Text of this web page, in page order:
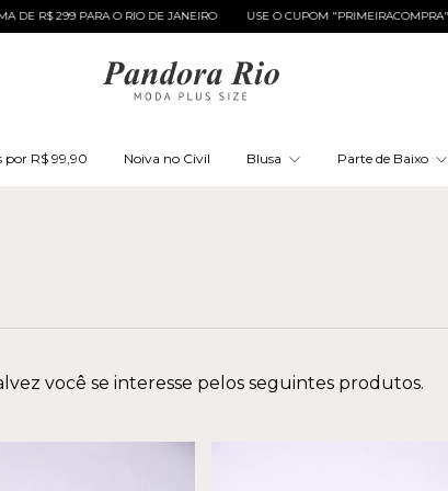
299 PARA O RIO DE JANEIRO USE O CUPOM "PRIMEIRACOMPRA" E
por R$ 99,90 Noiva no Civil Blusa Parte de Baixo
você se interesse pelos seguintes produtos.